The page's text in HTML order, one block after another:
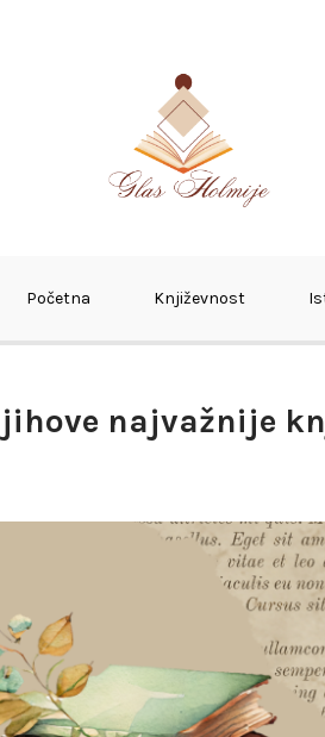
Početna Književnost
najvažnije